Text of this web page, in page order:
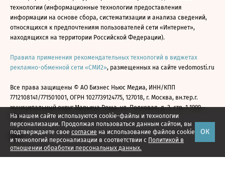
На нашем сайте используются cookie-файлы и технологии
персонализации. Продолжая пользоваться данным сайтом, вы
подтверждаете свое согласие на использование файлов cookie
и технологий персонализации в соответствии с Политикой в
отношении обработки персональных данных.
ОК
технологии (информационные технологии предоставления
информации на основе сбора, систематизации и анализа сведений,
относящихся к предпочтениям пользователей сети «Интернет»,
находящихся на территории Российской Федерации).
Правила применения рекомендательных технологий в виджетах
рекламно-обменной сети «СМИ2», размещенных на сайте vedomosti.ru
Все права защищены © АО Бизнес Ньюс Медиа, ИНН/КПП
7712108141/771501001, ОГРН 1027739124775, 127018, г. Москва, вн.тер.г.
муниципальный округ Марьина Роща, ул. Полковая, д. 3, стр. 1 1999—
2026